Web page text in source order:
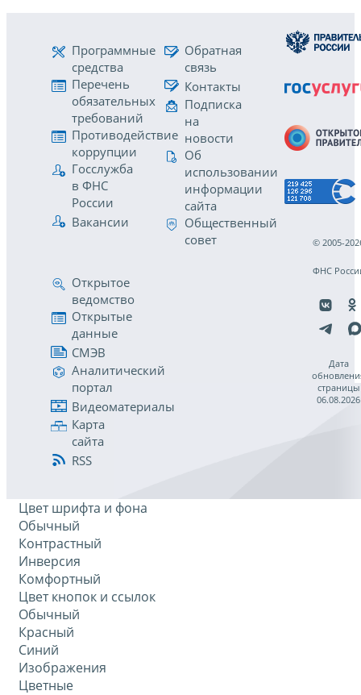
Программные
средства
Перечень
обязательных
требований
Противодействие
коррупции
Госслужба
в ФНС
России
Вакансии
Обратная
связь
Контакты
Подписка
на
новости
Об
использовании
информации
сайта
Общественный
совет
Открытое
ведомство
Открытые
данные
СМЭВ
Аналитический
портал
Видеоматериалы
Карта
сайта
RSS
© 2005-
ФНС
Дата
страницы
06.08.2026
Цвет шрифта и фона
Обычный
Контрастный
Инверсия
Комфортный
Цвет кнопок и ссылок
Обычный
Красный
Синий
Изображения
Цветные